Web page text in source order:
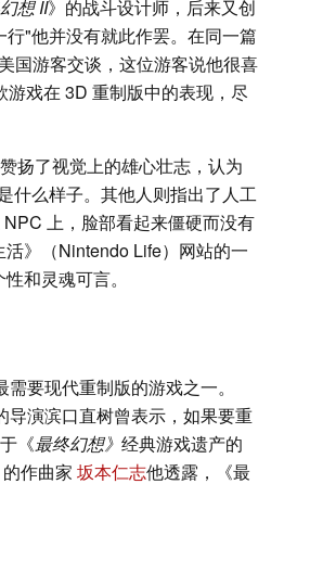
想 II》的战斗设计师，后来又创
"他并没有就此作罢。在同一篇
国游客交谈，这位游客说他很喜
戏在 3D 重制版中的表现，尽
扬了视觉上的雄心壮志，认为
什么样子。其他人则指出了人工
上，脸部看起来僵硬而没有
》（Nintendo Life）网站的一
和灵魂可言。
要现代重制版的游戏之一。
导演滨口直树曾表示，如果要重
《最终幻想》 经典游戏遗产的
的作曲家 坂本仁志他透露，《最